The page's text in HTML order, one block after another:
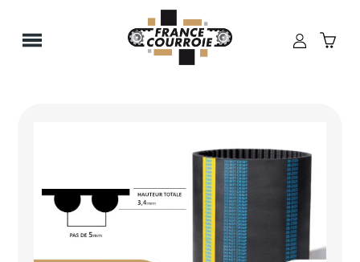
Panneau de gestion des cookies